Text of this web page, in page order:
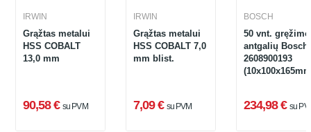
IRWIN
Grąžtas metalui
HSS COBALT
13,0 mm
90,58 € su PVM
IRWIN
Grąžtas metalui
HSS COBALT 7,0
mm blist.
7,09 € su PVM
BOSCH
50 vnt. gręžimo
antgalių Bosch
2608900193
234,98 € su